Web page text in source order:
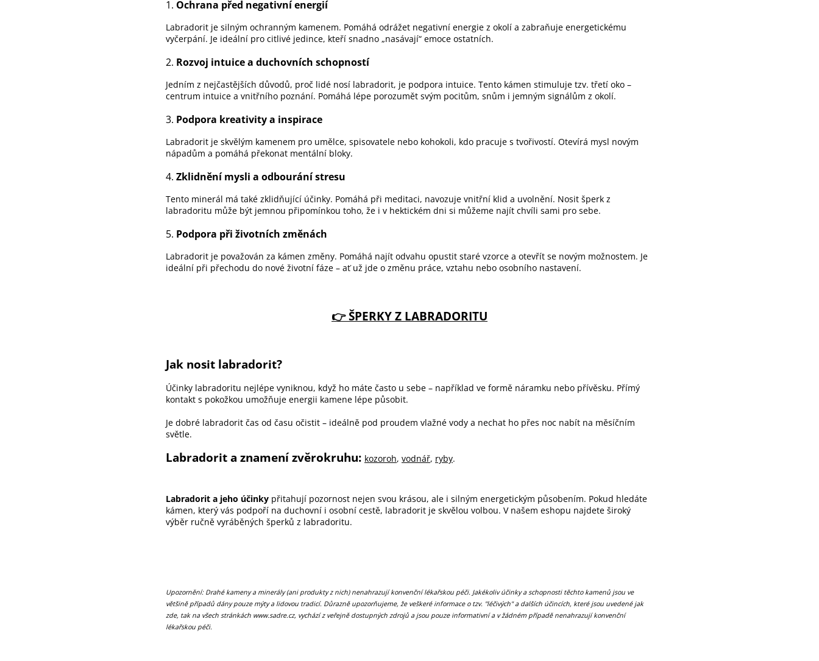
1. Ochrana před negativní energií
Labradorit je silným ochranným kamenem. Pomáhá odrážet negativní energie z okolí a zabraňuje energetickému
vyčerpání. Je ideální pro citlivé jedince, kteří snadno „nasávají“ emoce ostatních.
2. Rozvoj intuice a duchovních schopností
Jedním z nejčastějších důvodů, proč lidé nosí labradorit, je podpora intuice. Tento kámen stimuluje tzv. třetí oko –
centrum intuice a vnitřního poznání. Pomáhá lépe porozumět svým pocitům, snům i jemným signálům z okolí.
3. Podpora kreativity a inspirace
Labradorit je skvělým kamenem pro umělce, spisovatele nebo kohokoli, kdo pracuje s tvořivostí. Otevírá mysl novým
nápadům a pomáhá překonat mentální bloky.
4. Zklidnění mysli a odbourání stresu
Tento minerál má také zklidňující účinky. Pomáhá při meditaci, navozuje vnitřní klid a uvolnění. Nosit šperk z
labradoritu může být jemnou připomínkou toho, že i v hektickém dni si můžeme najít chvíli sami pro sebe.
5. Podpora při životních změnách
Labradorit je považován za kámen změny. Pomáhá najít odvahu opustit staré vzorce a otevřít se novým možnostem. Je
ideální při přechodu do nové životní fáze – ať už jde o změnu práce, vztahu nebo osobního nastavení.
👉 ŠPERKY Z LABRADORITU
Jak nosit labradorit?
Účinky labradoritu nejlépe vyniknou, když ho máte často u sebe – například ve formě náramku nebo přívěsku. Přímý
kontakt s pokožkou umožňuje energii kamene lépe působit.
Je dobré labradorit čas od času očistit – ideálně pod proudem vlažné vody a nechat ho přes noc nabít na měsíčním
světle.
Labradorit a znamení zvěrokruhu: kozoroh, vodnář, ryby.
Labradorit a jeho účinky přitahují pozornost nejen svou krásou, ale i silným energetickým působením. Pokud hledáte
kámen, který vás podpoří na duchovní i osobní cestě, labradorit je skvělou volbou. V našem eshopu najdete široký
výběr ručně vyráběných šperků z labradoritu.
Upozornění: Drahé kameny a minerály (ani produkty z nich) nenahrazují konvenční lékařskou péči. Jakékoliv účinky a schopnosti těchto kamenů jsou ve
většině případů dány pouze mýty a lidovou tradicí. Důrazně upozorňujeme, že veškeré informace o tzv. "léčivých" a dalších účincích, které jsou uvedené jak
zde, tak na všech stránkách www.sadre.cz, vychází z veřejně dostupných zdrojů a jsou pouze informativní a v žádném případě nenahrazují konvenční
lékařskou péči.